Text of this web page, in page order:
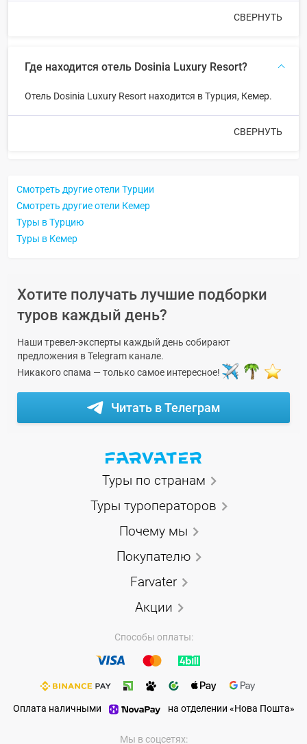
СВЕРНУТЬ
Где находится отель Dosinia Luxury Resort?
Отель Dosinia Luxury Resort находится в Турция, Кемер.
СВЕРНУТЬ
Смотреть другие отели Турции
Смотреть другие отели Кемер
Туры в Турцию
Туры в Кемер
Хотите получать лучшие подборки
туров каждый день?
Наши тревел-эксперты каждый день собирают
предложения в Telegram канале.
Никакого спама — только самое интересное!
Читать в Телеграм
Туры по странам
Туры туроператоров
Почему мы
Покупателю
Farvater
Акции
Способы оплаты:
Оплата наличными на отделении «Нова Пошта»
Мы в соцсетях: